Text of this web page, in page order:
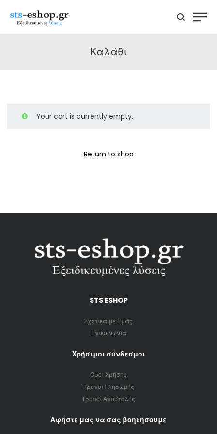
Καλάθι
Your cart is currently empty.
Return to shop
STS ESHOP
Σχετικά με Εμάς
Επικοινωνία
Χρήσιμοι σύνδεσμοι
Όροι Χρήσης
Τρόποι Πληρωμής
Τρόποι Αποστολής
Αφήστε μας να σας βοηθήσουμε